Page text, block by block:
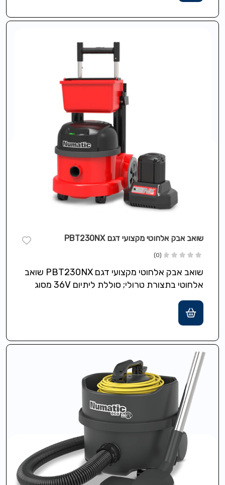
שואב אבק אלחוטי מקצועי דגם PBT230NX
(0)
שואב אבק אלחוטי מקצועי דגם PBT230NX שואב
אלחוטי בתצורת טרולי; סוללת ליתיום 36V מסוג